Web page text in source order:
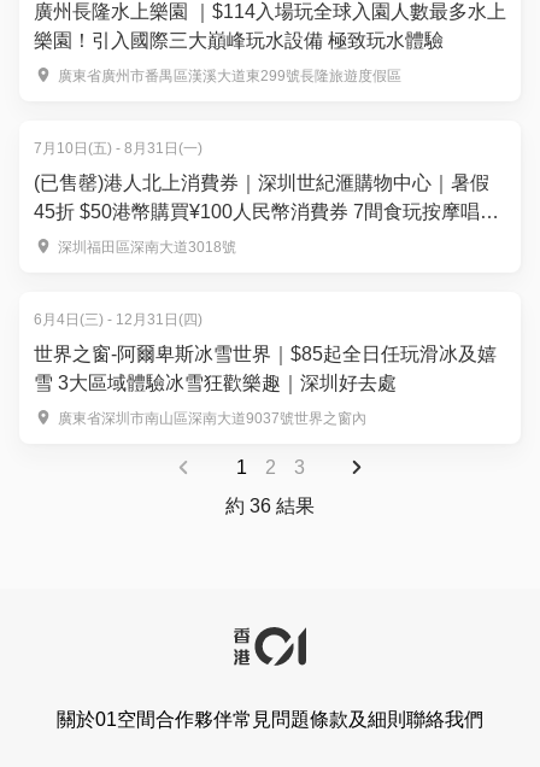
廣州長隆水上樂園 ｜$114入場玩全球入園人數最多水上
樂園！引入國際三大巔峰玩水設備 極致玩水體驗
廣東省廣州市番禺區漢溪大道東299號長隆旅遊度假區
7月10日(五) - 8月31日(一)
(已售罄)港人北上消費券｜深圳世紀滙購物中心｜暑假
45折 $50港幣購買¥100人民幣消費券 7間食玩按摩唱K
熱門店 週末可用｜暑假北上好去處
深圳福田區深南大道3018號
6月4日(三) - 12月31日(四)
世界之窗-阿爾卑斯冰雪世界｜$85起全日任玩滑冰及嬉
雪 3大區域體驗冰雪狂歡樂趣｜深圳好去處
廣東省深圳市南山區深南大道9037號世界之窗內
1 2
3
約 36 結果
關於01空間合作夥伴常見問題條款及細則 聯絡我們